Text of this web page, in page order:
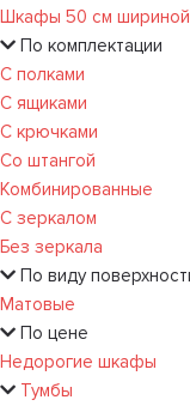
Шкафы 50 см шириной
По комплектации
С полками
С ящиками
С крючками
Со штангой
Комбинированные
С зеркалом
Без зеркала
По виду
Матовые
По цене
Недорогие шкафы
Тумбы